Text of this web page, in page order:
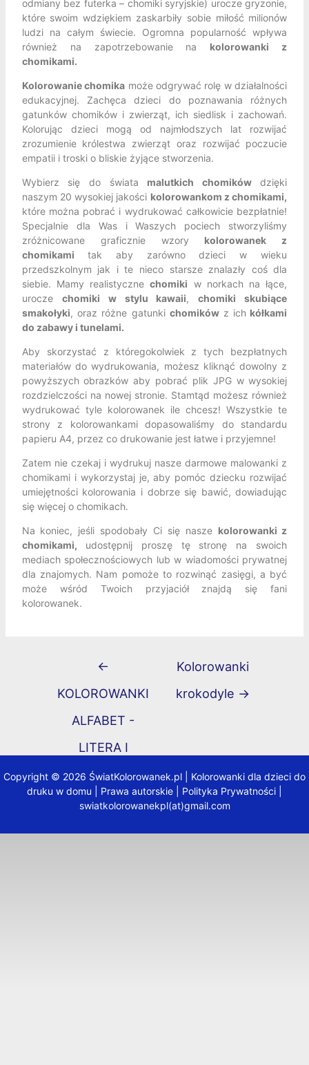
odmiany bez futerka – chomiki syryjskie) urocze gryzonie,
które swoim wdziękiem zaskarbiły sobie miłość milionów
ludzi na całym świecie. Ogromna popularność wpływa
również na zapotrzebowanie na kolorowanki z
chomikami.
Kolorowanie chomika może odgrywać rolę w działalności
edukacyjnej. Zachęca dzieci do poznawania różnych
gatunków chomików i zwierząt, ich siedlisk i zachowań.
Kolorując dzieci mogą od najmłodszych lat rozwijać
zrozumienie królestwa zwierząt oraz rozwijać poczucie
empatii i troski o bliskie żyjące stworzenia.
Wybierz się do świata malutkich chomikówdzięki
naszym 20 wysokiej jakości kolorowankom z chomikami,
które można pobrać i wydrukować całkowicie bezpłatnie!
Specjalnie dla Was i Waszych pociech stworzyliśmy
zróżnicowane graficznie wzory kolorowanek z
chomikami tak aby zarówno dzieci w wieku
przedszkolnym jak i te nieco starsze znalazły coś dla
siebie. Mamy realistycznechomiki w norkach na łące,
urocze chomiki w stylu kawaii,chomiki skubiące
smakołyki, oraz różne gatunkichomików z ich kółkami
do zabawy i tunelami.
Aby skorzystać z któregokolwiek z tych bezpłatnych
materiałów do wydrukowania, możesz kliknąć dowolny z
powyższych obrazków aby pobrać plik JPG w wysokiej
rozdzielczości na nowej stronie. Stamtąd możesz również
wydrukować tyle kolorowanek ile chcesz! Wszystkie te
strony z kolorowankami dopasowaliśmy do standardu
papieru A4, przez co drukowanie jest łatwe i przyjemne!
Zatem nie czekaj i wydrukuj nasze darmowe malowanki z
chomikami i wykorzystaj je, aby pomóc dziecku rozwijać
umiejętności kolorowania i dobrze się bawić, dowiadując
się więcej o chomikach.
Na koniec, jeśli spodobały Ci się nasze kolorowanki z
chomikami, udostępnij proszę tę stronę na swoich
mediach społecznościowych lub w wiadomości prywatnej
dla znajomych. Nam pomoże to rozwinąć zasięgi, a być
może wśród Twoich przyjaciół znajdą się fani
kolorowanek.
←
KOLOROWANKI
ALFABET -
LITERA I
Kolorowanki
krokodyle →
Copyright © 2026 ŚwiatKolorowanek.pl | Kolorowanki dla dzieci do
druku w domu | Prawa autorskie Polityka Prywatności
swiatkolorowanekpl(at)gmail.com